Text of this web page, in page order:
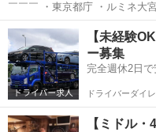
￣￣￣ ・東京都庁 ・ルミネ大
西警察署 …
東京 江戸川区 施工管理
【未経験
ー募集
完全週休2日
ドライバーダイ
【ミドル